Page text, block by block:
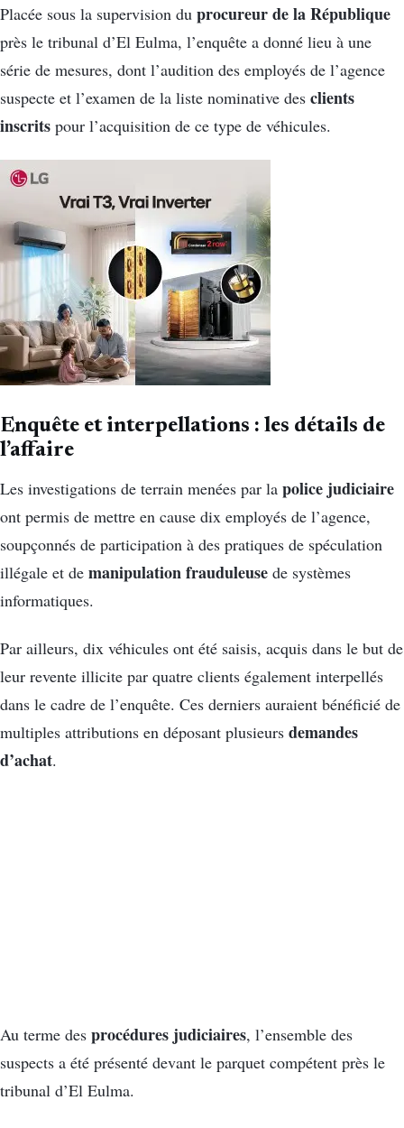
Placée sous la supervision du procureur de la République
près le tribunal d’El Eulma, l’enquête a donné lieu à une
série de mesures, dont l’audition des employés de l’agence
suspecte et l’examen de la liste nominative des clients
inscrits pour l’acquisition de ce type de véhicules.
Enquête et interpellations : les détails de
l’affaire
Les investigations de terrain menées par la police judiciaire
ont permis de mettre en cause dix employés de l’agence,
soupçonnés de participation à des pratiques de spéculation
illégale et de manipulation frauduleuse de systèmes
informatiques.
Par ailleurs, dix véhicules ont été saisis, acquis dans le but de
leur revente illicite par quatre clients également interpellés
dans le cadre de l’enquête. Ces derniers auraient bénéficié de
multiples attributions en déposant plusieurs demandes
d’achat.
Au terme des procédures judiciaires, l’ensemble des
suspects a été présenté devant le parquet compétent près le
tribunal d’El Eulma.